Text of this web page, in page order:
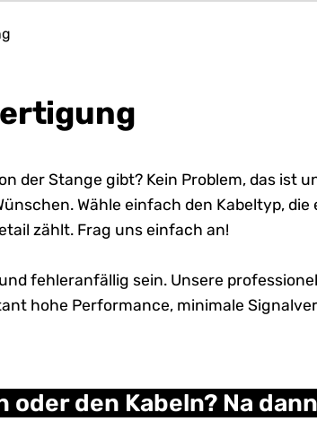
der Stange gibt? Kein Problem, das
Wähle einfach den Kabeltyp,
zählt. Frag uns einfach an!
fehleranfällig sein. Unsere
hohe Performance, minimale
den Kabeln? Na